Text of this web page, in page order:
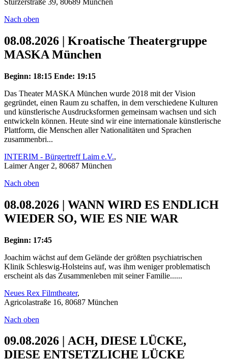
Stürzerstraße 39, 80689 München
Nach oben
08.08.2026 | Kroatische Theatergruppe
MASKA München
Beginn: 18:15 Ende: 19:15
Das Theater MASKA München wurde 2018 mit der Vision
gegründet, einen Raum zu schaffen, in dem verschiedene Kulturen
und künstlerische Ausdrucksformen gemeinsam wachsen und sich
entwickeln können. Heute sind wir eine internationale künstlerische
Plattform, die Menschen aller Nationalitäten und Sprachen
zusammenbri...
INTERIM - Bürgertreff Laim e.V.,
Laimer Anger 2, 80687 München
Nach oben
08.08.2026 | WANN WIRD ES ENDLICH
WIEDER SO, WIE ES NIE WAR
Beginn: 17:45
Joachim wächst auf dem Gelände der größten psychiatrischen
Klinik Schleswig-Holsteins auf, was ihm weniger problematisch
erscheint als das Zusammenleben mit seiner Familie......
Neues Rex Filmtheater,
Agricolastraße 16, 80687 München
Nach oben
09.08.2026 | ACH, DIESE LÜCKE,
DIESE ENTSETZLICHE LÜCKE